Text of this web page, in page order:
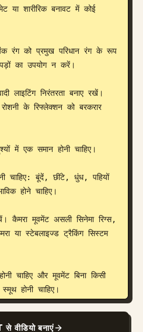
शारीरिक बनावट में कोई
रंग को प्रमुख परिधान रंग के रूप
का उपयोग न करें।
लाइटिंग निरंतरता बनाए रखें।
के रिफ्लेक्शन को बरकरार
में एक समान होनी चाहिए।
चाहिए: बूंदें, छींटे, धुंध, पहियों
होने चाहिए।
कैमरा मूवमेंट असली सिनेमा रिग्स,
या स्टेबलाइज्ड ट्रैकिंग सिस्टम
चाहिए और मूवमेंट बिना किसी
होनी चाहिए।
वीडियो बनाएं